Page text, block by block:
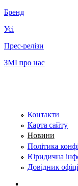
Бренд
Усі
Прес-релізи
ЗМІ про нас
Контакти
Карта сайту
Новини
Політика
Юридична
Довідник